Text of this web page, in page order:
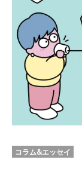
コラム&エッセイ